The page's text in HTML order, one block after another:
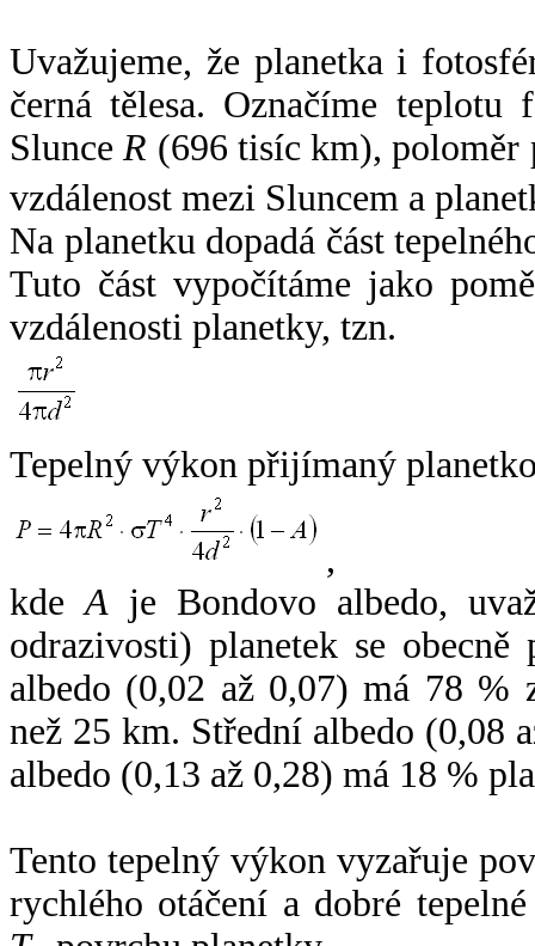
Uvažujeme, že planetka i
černá tělesa. Označíme
SlunceR (696 tisíc km),
vzdálenost mezi Sluncem a
Na planetku dopadá část
Tuto část vypočítáme jako
vzdálenosti planetky, tzn.
Tepelný výkon přijímaný
,
kdeA je Bondovo albedo,
odrazivosti) planetek se
albedo (0,02 až 0,07) má 78 %
než 25 km. Střední albedo (0,08
albedo (0,13 až 0,28) má 18 %
Tento tepelný výkon vyzařuje
rychlého otáčení a dobré